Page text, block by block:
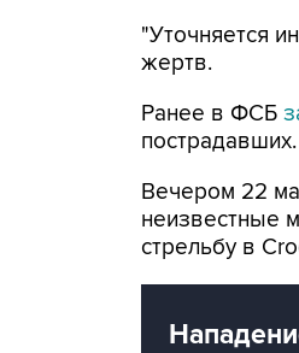
"Уточняется
жертв.
Ранее в ФСБ
пострадавших.
Вечером 22
неизвестные
стрельбу в